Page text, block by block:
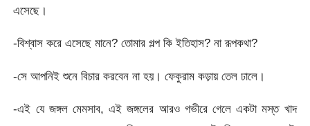
এসেছে।
-বিশ্বাস করে এসেছে মানে? তোমার গল্প কি ইতিহাস? না রূপকথা?
-সে আপনিই শুনে বিচার করবেন না হয়। ফেকুরাম কড়ায় তেল ঢালে।
-এই যে জঙ্গল মেমসাব, এই জঙ্গলের আরও গভীরে গেলে একটা মস্ত খাদ